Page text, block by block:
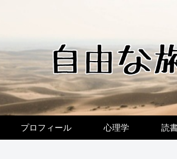
プロフィール 心理学 読